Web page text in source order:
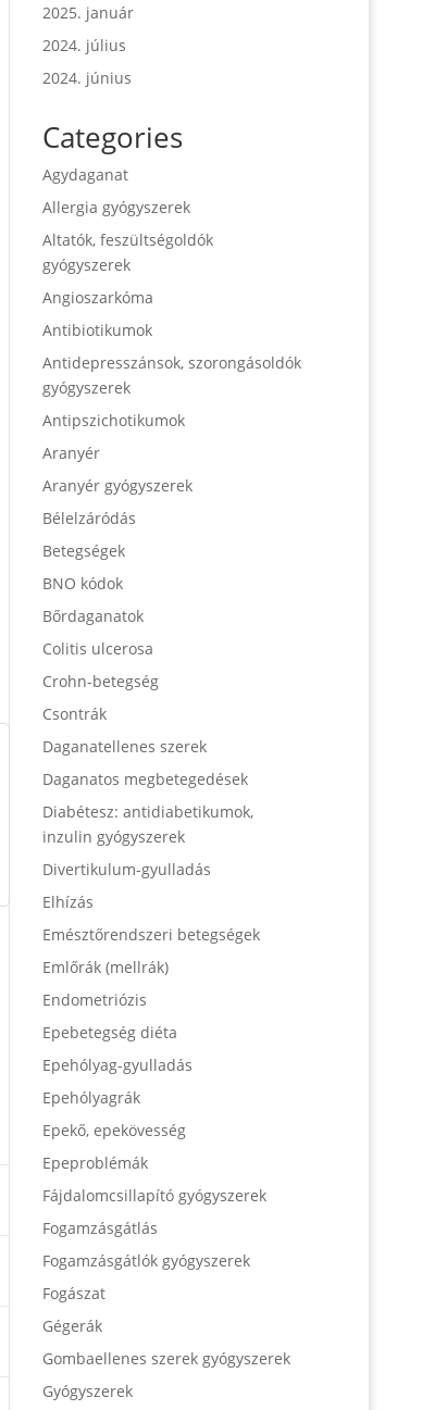
2025. január
2024. július
2024. június
Categories
Agydaganat
Allergia gyógyszerek
Altatók, feszültségoldók
gyógyszerek
Angioszarkóma
Antibiotikumok
Antidepresszánsok, szorongásoldók
gyógyszerek
Antipszichotikumok
Aranyér
Aranyér gyógyszerek
Bélelzáródás
Betegségek
BNO kódok
Bőrdaganatok
Colitis ulcerosa
Crohn-betegség
Csontrák
Daganatellenes szerek
Daganatos megbetegedések
Diabétesz: antidiabetikumok,
inzulin gyógyszerek
Divertikulum-gyulladás
Elhízás
Emésztőrendszeri betegségek
Emlőrák (mellrák)
Endometriózis
Epebetegség diéta
Epehólyag-gyulladás
Epehólyagrák
Epekő, epekövesség
Epeproblémák
Fájdalomcsillapító gyógyszerek
Fogamzásgátlás
Fogamzásgátlók gyógyszerek
Fogászat
Gégerák
Gombaellenes szerek gyógyszerek
Gyógyszerek